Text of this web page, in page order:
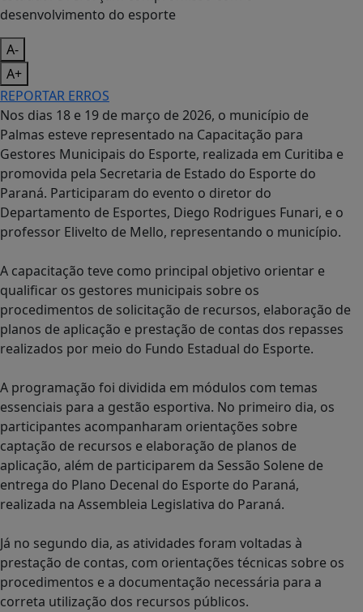
A-
A+
REPORTAR ERROS
Nos dias 18 e 19 de março de 2026, o município de
Palmas esteve representado na Capacitação para
Gestores Municipais do Esporte, realizada em Curitiba e
promovida pela Secretaria de Estado do Esporte do
Paraná. Participaram do evento o diretor do
Departamento de Esportes, Diego Rodrigues Funari, e o
professor Elivelto de Mello, representando o município.
A capacitação teve como principal objetivo orientar e
qualificar os gestores municipais sobre os
procedimentos de solicitação de recursos, elaboração de
planos de aplicação e prestação de contas dos repasses
realizados por meio do Fundo Estadual do Esporte.
A programação foi dividida em módulos com temas
essenciais para a gestão esportiva. No primeiro dia, os
participantes acompanharam orientações sobre
captação de recursos e elaboração de planos de
aplicação, além de participarem da Sessão Solene de
entrega do Plano Decenal do Esporte do Paraná,
realizada na Assembleia Legislativa do Paraná.
Já no segundo dia, as atividades foram voltadas à
prestação de contas, com orientações técnicas sobre os
procedimentos e a documentação necessária para a
correta utilização dos recursos públicos.